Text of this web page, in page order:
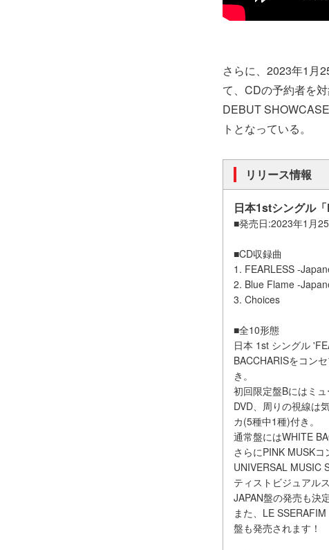
さらに、2023年1月
て、CDの予約者を
DEBUT
トとなっている。
リリース情報
日本1stシングル
■発売日:2023年1月
■CD収録曲
1. FEARLESS -
2. Blue Flame -
3. Choices
■全10形態
日本 1st シングル
BACCHARISをコン
き。
初回限定盤Bにはミ
DVD、周りの視線は
カ(5種中1種)付き。
通常盤にはWHITE
さらにPINK MUSK
UNIVERSAL MUSIC
ティストビジュアル
JAPAN盤の発売も決
また、LE
盤も発売されます！